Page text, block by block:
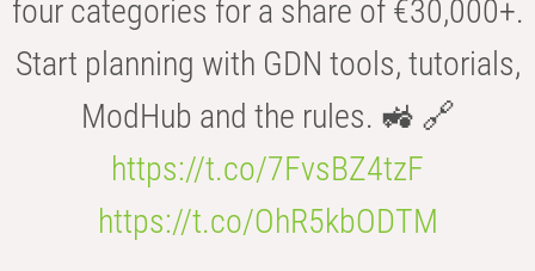
four categories for a share of €30,000+.
Start planning with GDN tools, tutorials,
ModHub and the rules. 🚜 🔗
https://t.co/7FvsBZ4tzF
https://t.co/OhR5kbODTM